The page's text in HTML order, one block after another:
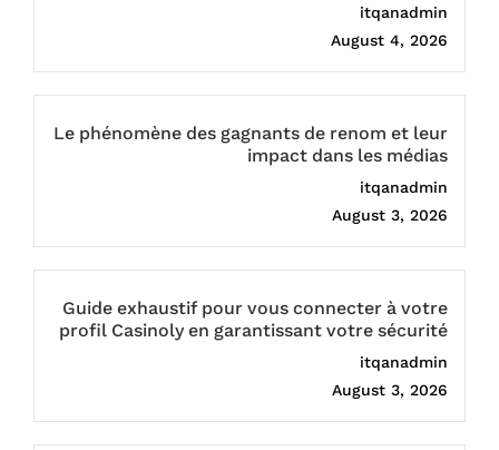
itqanadmin
August 4, 2026
Le phénomène des gagnants de renom et leur
impact dans les médias
itqanadmin
August 3, 2026
Guide exhaustif pour vous connecter à votre
profil Casinoly en garantissant votre sécurité
itqanadmin
August 3, 2026